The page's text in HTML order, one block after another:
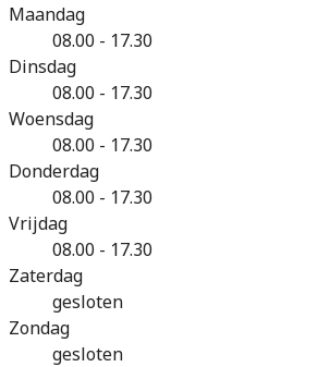
Maandag
08.00 - 17.30
Dinsdag
08.00 - 17.30
Woensdag
08.00 - 17.30
Donderdag
08.00 - 17.30
Vrijdag
08.00 - 17.30
Zaterdag
gesloten
Zondag
gesloten